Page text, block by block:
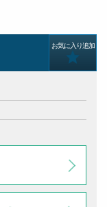
お気に入り追加